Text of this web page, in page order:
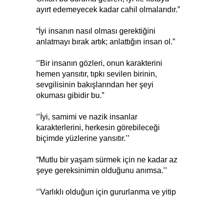
ayırt edemeyecek kadar cahil olmalarıdır.”
“İyi insanın nasıl olması gerektiğini
anlatmayı bırak artık; anlattığın insan ol.”
‘’Bir insanın gözleri, onun karakterini
hemen yansıtır, tıpkı sevilen birinin,
sevgilisinin bakışlarından her şeyi
okuması gibidir bu.”
‘’İyi, samimi ve nazik insanlar
karakterlerini, herkesin görebileceği
biçimde yüzlerine yansıtır.’’
“Mutlu bir yaşam sürmek için ne kadar az
şeye gereksinimin olduğunu anımsa.’’
‘’Varlıklı olduğun için gururlanma ve yitip